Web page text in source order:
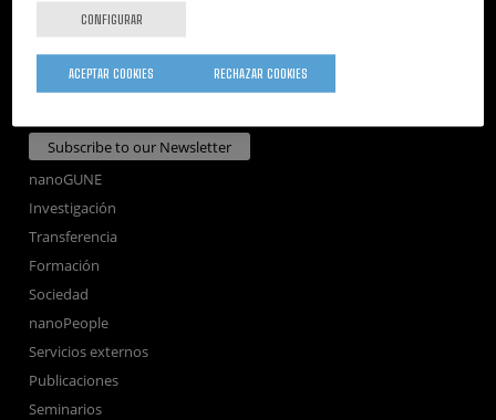
CIC nanoGUNE
E-20018 Donostia / San Sebastian
+34 9... Ver teléfono
nano@nanogune.eu
Subscribe to our Newsletter
nanoGUNE
Investigación
Transferencia
Formación
Sociedad
nanoPeople
Servicios externos
Publicaciones
Seminarios
CONFIGURAR
RECHAZAR COOKIES
ACEPTAR COOKIES